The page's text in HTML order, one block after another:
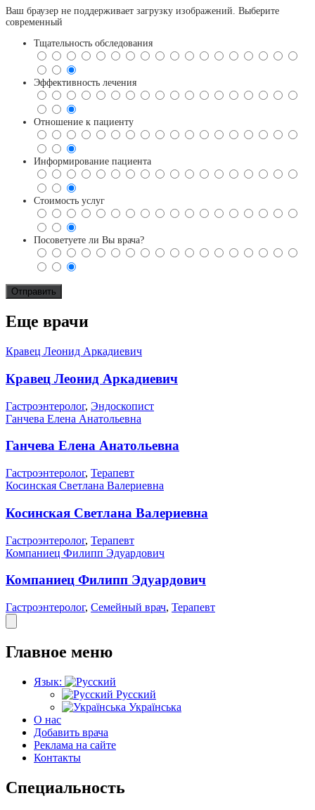
Ваш браузер не поддерживает загрузку изображений. Выберите
современный
Тщательность обследования
Эффективность лечения
Отношение к пациенту
Информирование пациента
Стоимость услуг
Посоветуете ли Вы врача?
Еще врачи
Кравец Леонид Аркадиевич
Кравец Леонид Аркадиевич
Гастроэнтеролог, Эндоскопист
Ганчева Елена Анатольевна
Ганчева Елена Анатольевна
Гастроэнтеролог, Терапевт
Косинская Светлана Валериевна
Косинская Светлана Валериевна
Гастроэнтеролог, Терапевт
Компаниец Филипп Эдуардович
Компаниец Филипп Эдуардович
Гастроэнтеролог, Семейный врач, Терапевт
Главное меню
Язык:
Русский
Українська
О нас
Добавить врача
Реклама на сайте
Контакты
Специальность